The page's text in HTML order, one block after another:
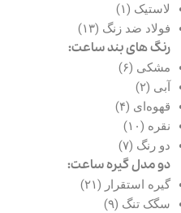
لاستیک (۱)
فولاد ضد زنگ (۱۳)
رنگ های بند ساعت:
مشکی (۶)
آبی (۲)
قهوه‌ای (۴)
نقره (۱۰)
دو رنگ (۷)
دو مدل گیره ساعت:
گیره استقرار (۲۱)
سگک تنگ (۹)